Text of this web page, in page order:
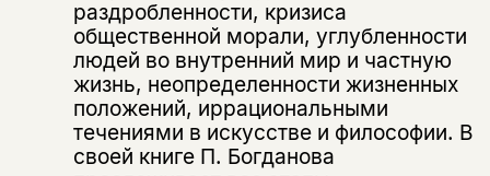
раздробленности, кризиса
общественной морали, углубленности
людей во внутренний мир и частную
жизнь, неопределенности жизненных
положений, иррациональными
течениями в искусстве и философии. В
своей книге П. Богданова